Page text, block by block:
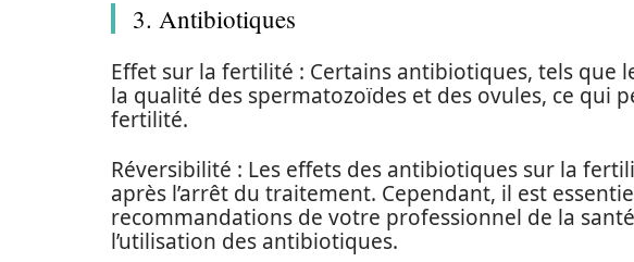
3. Antibiotiques
Effet sur la fertilité : Certains antibiotiques, tels que
la qualité des spermatozoïdes et des ovules, ce qui
fertilité.
Réversibilité : Les effets des antibiotiques sur la
après l’arrêt du traitement. Cependant, il est
recommandations de votre professionnel de la
l’utilisation des antibiotiques.